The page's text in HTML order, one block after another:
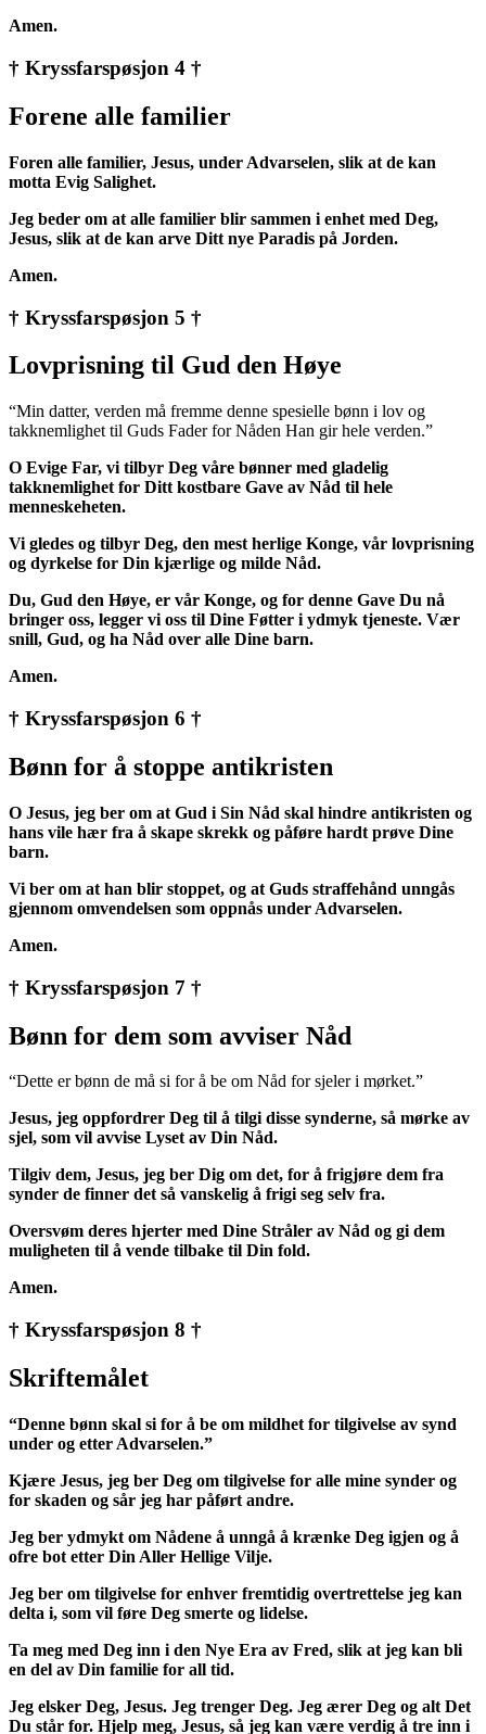
Amen.
† Kryssfarspøsjon 4 †
Forene alle familier
Foren alle familier, Jesus, under Advarselen, slik at de kan
motta Evig Salighet.
Jeg beder om at alle familier blir sammen i enhet med Deg,
Jesus, slik at de kan arve Ditt nye Paradis på Jorden.
Amen.
† Kryssfarspøsjon 5 †
Lovprisning til Gud den Høye
“Min datter, verden må fremme denne spesielle bønn i lov og
takknemlighet til Guds Fader for Nåden Han gir hele verden.”
O Evige Far, vi tilbyr Deg våre bønner med gladelig
takknemlighet for Ditt kostbare Gave av Nåd til hele
menneskeheten.
Vi gledes og tilbyr Deg, den mest herlige Konge, vår lovprisning
og dyrkelse for Din kjærlige og milde Nåd.
Du, Gud den Høye, er vår Konge, og for denne Gave Du nå
bringer oss, legger vi oss til Dine Føtter i ydmyk tjeneste. Vær
snill, Gud, og ha Nåd over alle Dine barn.
Amen.
† Kryssfarspøsjon 6 †
Bønn for å stoppe antikristen
O Jesus, jeg ber om at Gud i Sin Nåd skal hindre antikristen og
hans vile hær fra å skape skrekk og påføre hardt prøve Dine
barn.
Vi ber om at han blir stoppet, og at Guds straffehånd unngås
gjennom omvendelsen som oppnås under Advarselen.
Amen.
† Kryssfarspøsjon 7 †
Bønn for dem som avviser Nåd
“Dette er bønn de må si for å be om Nåd for sjeler i mørket.”
Jesus, jeg oppfordrer Deg til å tilgi disse synderne, så mørke av
sjel, som vil avvise Lyset av Din Nåd.
Tilgiv dem, Jesus, jeg ber Dig om det, for å frigjøre dem fra
synder de finner det så vanskelig å frigi seg selv fra.
Oversvøm deres hjerter med Dine Stråler av Nåd og gi dem
muligheten til å vende tilbake til Din fold.
Amen.
† Kryssfarspøsjon 8 †
Skriftemålet
“Denne bønn skal si for å be om mildhet for tilgivelse av synd
under og etter Advarselen.”
Kjære Jesus, jeg ber Deg om tilgivelse for alle mine synder og
for skaden og sår jeg har påført andre.
Jeg ber ydmykt om Nådene å unngå å krænke Deg igjen og å
ofre bot etter Din Aller Hellige Vilje.
Jeg ber om tilgivelse for enhver fremtidig overtrettelse jeg kan
delta i, som vil føre Deg smerte og lidelse.
Ta meg med Deg inn i den Nye Era av Fred, slik at jeg kan bli
en del av Din familie for all tid.
Jeg elsker Deg, Jesus. Jeg trenger Deg. Jeg ærer Deg og alt Det
Du står for. Hjelp meg, Jesus, så jeg kan være verdig å tre inn i